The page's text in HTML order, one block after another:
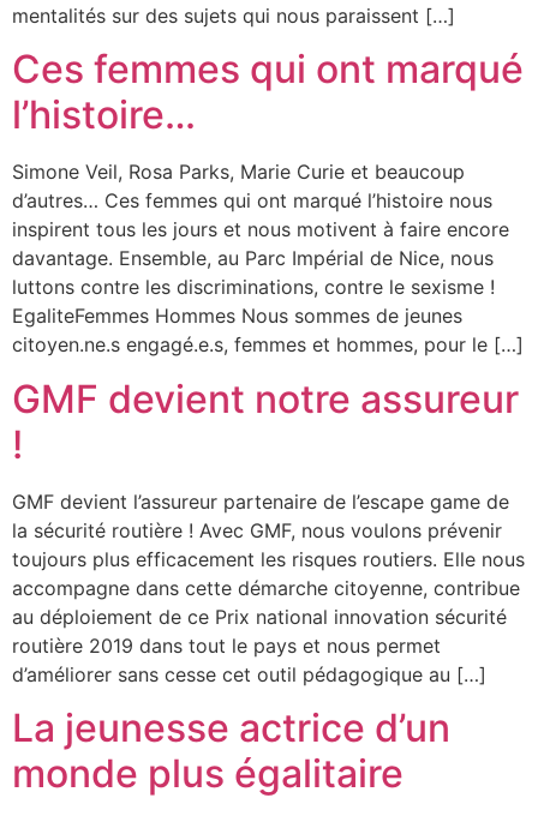
mentalités sur des sujets qui nous paraissent […]
Ces femmes qui ont marqué
l’histoire…
Simone Veil, Rosa Parks, Marie Curie et beaucoup
d’autres… Ces femmes qui ont marqué l’histoire nous
inspirent tous les jours et nous motivent à faire encore
davantage. Ensemble, au Parc Impérial de Nice, nous
luttons contre les discriminations, contre le sexisme !
EgaliteFemmes Hommes Nous sommes de jeunes
citoyen.ne.s engagé.e.s, femmes et hommes, pour le […]
GMF devient notre assureur
!
GMF devient l’assureur partenaire de l’escape game de
la sécurité routière ! Avec GMF, nous voulons prévenir
toujours plus efficacement les risques routiers. Elle nous
accompagne dans cette démarche citoyenne, contribue
au déploiement de ce Prix national innovation sécurité
routière 2019 dans tout le pays et nous permet
d’améliorer sans cesse cet outil pédagogique au […]
La jeunesse actrice d’un
monde plus égalitaire